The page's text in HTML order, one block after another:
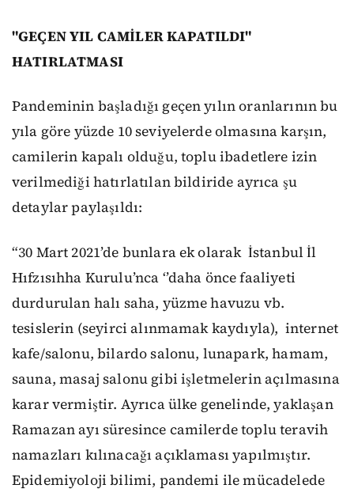
"GEÇEN YIL CAMİLER KAPATILDI"
HATIRLATMASI
Pandeminin başladığı geçen yılın oranlarının bu
yıla göre yüzde 10 seviyelerde olmasına karşın,
camilerin kapalı olduğu, toplu ibadetlere izin
verilmediği hatırlatılan bildiride ayrıca şu
detaylar paylaşıldı:
“30 Mart 2021’de bunlara ek olarak İstanbul İl
Hıfzısıhha Kurulu’nca ‘’daha önce faaliyeti
durdurulan halı saha, yüzme havuzu vb.
tesislerin (seyirci alınmamak kaydıyla), internet
kafe/salonu, bilardo salonu, lunapark, hamam,
sauna, masaj salonu gibi işletmelerin açılmasına
karar vermiştir. Ayrıca ülke genelinde, yaklaşan
Ramazan ayı süresince camilerde toplu teravih
namazları kılınacağı açıklaması yapılmıştır.
Epidemiyoloji bilimi, pandemi ile mücadelede